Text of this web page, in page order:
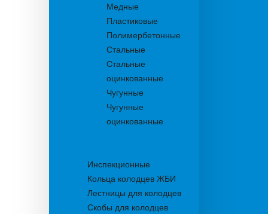
Медные
Пластиковые
Полимербетонные
Стальные
Стальные
оцинкованные
Чугунные
Чугунные
оцинкованные
Инспекционные
Кольца колодцев ЖБИ
Лестницы для колодцев
Скобы для колодцев